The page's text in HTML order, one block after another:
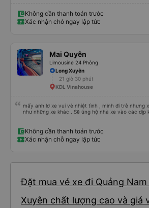
Không cần thanh toán trước
Xác nhận chỗ ngay lập tức
Mai Quyên
Limousine 24 Phòng
Long Xuyên
21 giờ 30 phút
KDL Vinahouse
mấy anh lơ xe vui vẻ nhiệt tình , mình đi trễ nhưng
như những xe khác . Sẽ ủng hộ nhà xe vào các dịp
Không cần thanh toán trước
Xác nhận chỗ ngay lập tức
Đặt mua vé xe đi Quảng
Xuyên chất lượng cao và giá